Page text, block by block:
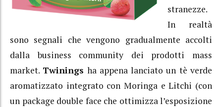
stranezze.
In realtà
sono segnali che vengono gradualmente accolti
dalla business community dei prodotti mass
market. Twinings ha appena lanciato un tè verde
aromatizzato integrato con Moringa e Litchi (con
un package double face che ottimizza l’esposizione